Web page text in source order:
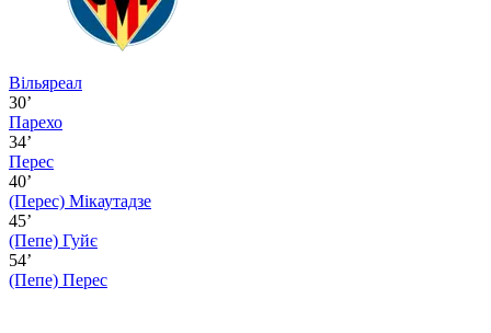
Вільяреал
30’
Парехо
34’
Перес
40’
(Перес) Мікаутадзе
45’
(Пепе) Гуйє
54’
(Пепе) Перес